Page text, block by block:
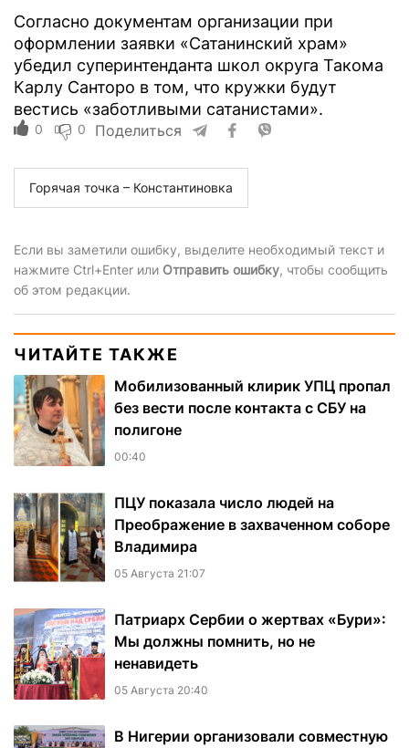
Согласно документам организации при
оформлении заявки «Сатанинский храм»
убедил суперинтенданта школ округа Такома
Карлу Санторо в том, что кружки будут
вестись «заботливыми сатанистами».
0 0 Поделиться
Горячая точка – Константиновка
Если вы заметили ошибку, выделите необходимый текст и
нажмите Ctrl+Enter или Отправить ошибку, чтобы сообщить
об этом редакции.
ЧИТАЙТЕ ТАКЖЕ
Мобилизованный клирик УПЦ пропал
без вести после контакта с СБУ на
полигоне
00:40
ПЦУ показала число людей на
Преображение в захваченном соборе
Владимира
05 Августа 21:07
Патриарх Сербии о жертвах «Бури»:
Мы должны помнить, но не
ненавидеть
05 Августа 20:40
В Нигерии организовали совместную